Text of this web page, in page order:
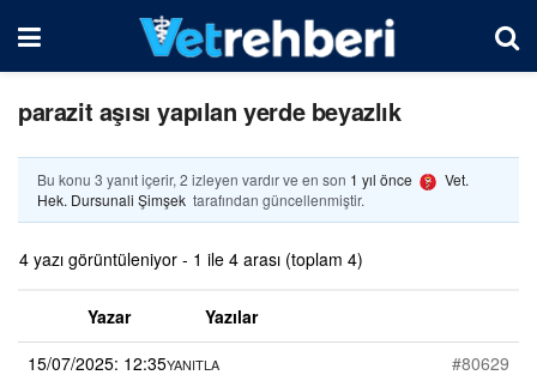
parazit aşısı yapılan yerde beyazlık
Bu konu 3 yanıt içerir, 2 izleyen vardır ve en son 1 yıl önce
Vet.
Hek. Dursunali Şimşek tarafından güncellenmiştir.
4 yazı görüntüleniyor - 1 ile 4 arası (toplam 4)
Yazar
Yazılar
15/07/2025: 12:35
#80629
YANITLA